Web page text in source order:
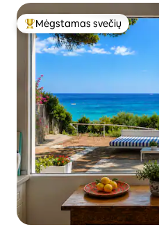
Svečių mėgstamiausias
Mėgstamas svečių